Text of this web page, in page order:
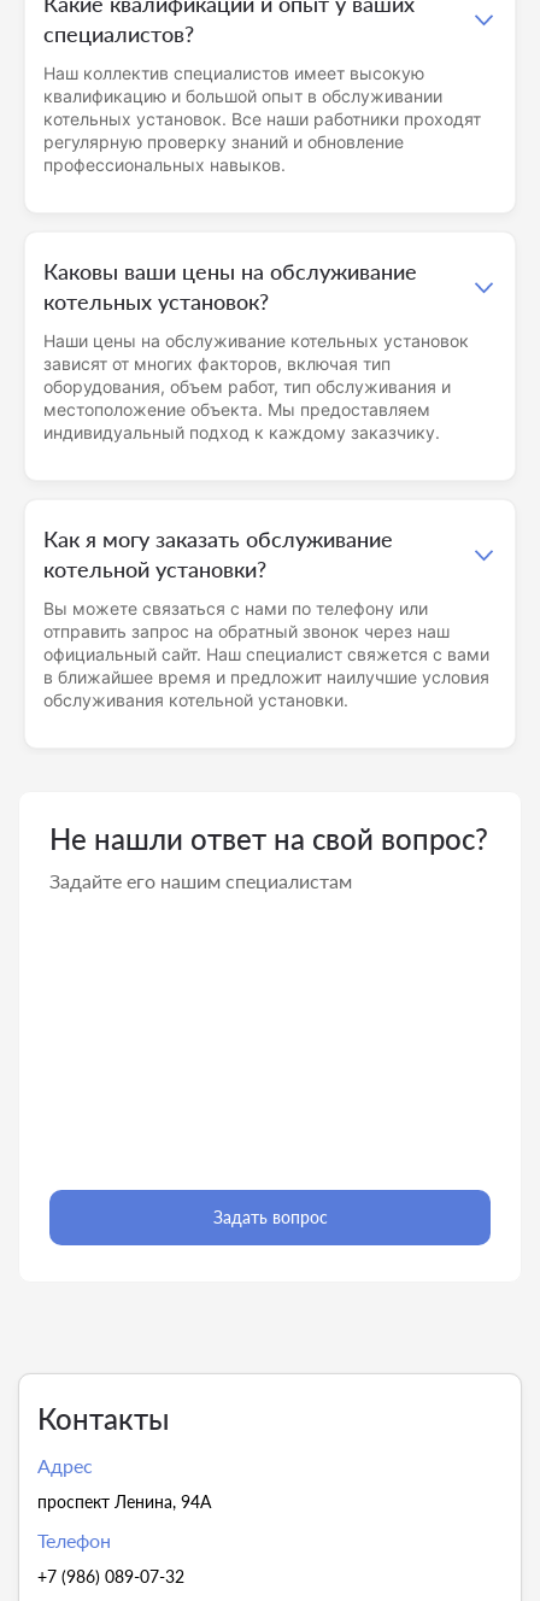
специалистов?
Наш коллектив специалистов имеет высокую
квалификацию и большой опыт в обслуживании
котельных установок. Все наши работники проходят
регулярную проверку знаний и обновление
профессиональных навыков.
Каковы ваши цены на обслуживание
котельных установок?
Наши цены на обслуживание котельных установок
зависят от многих факторов, включая тип
оборудования, объем работ, тип обслуживания и
местоположение объекта. Мы предоставляем
индивидуальный подход к каждому заказчику.
Как я могу заказать обслуживание
котельной установки?
Вы можете связаться с нами по телефону или
отправить запрос на обратный звонок через наш
официальный сайт. Наш специалист свяжется с вами
в ближайшее время и предложит наилучшие условия
обслуживания котельной установки.
Не нашли ответ на свой вопрос?
Задайте его нашим специалистам
Задать вопрос
Контакты
Адрес
проспект Ленина, 94А
Телефон
+7 (986) 089-07-32